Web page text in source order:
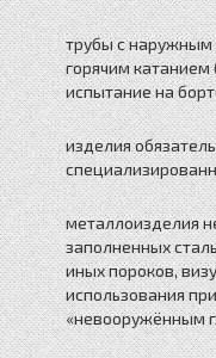
трубы с
горячим
испытание на
изделия
металлоизделия
заполненных
иных пороков,
использования
«невооружённым